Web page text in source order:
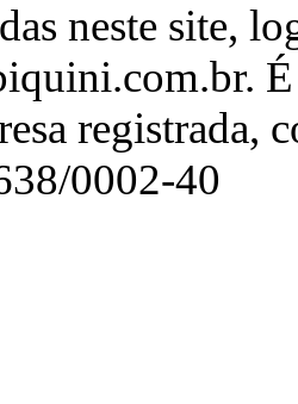
neste site,
É
registrada,
0002-40